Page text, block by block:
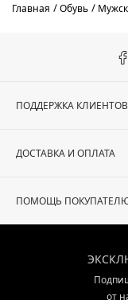
Главная Обувь
ПОДДЕРЖКА КЛИЕНТОВ
ДОСТАВКА И ОПЛАТА
ПОМОЩЬ
от